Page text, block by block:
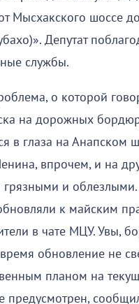
Мысхакского шоссе
Депутат
службы.
о которой
на дорожных
в глаза на Анапском
впрочем, и на
грязными и
к майским
в чате МЦУ. Увы,
обновление не
планом на
предусмотрен,